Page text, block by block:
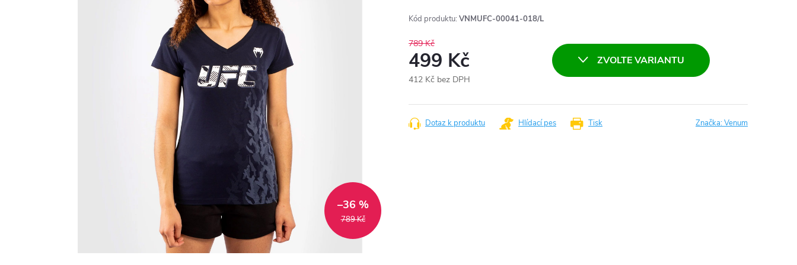
789 Kč
–36 %
Kód produktu: VNMUFC-00041-018/L
789 Kč
499 Kč
412 Kč bez DPH
cena:
ZVOLTE VARIANTU
Tisk
Dotaz k produktu Hlídací pes Značka:Venum